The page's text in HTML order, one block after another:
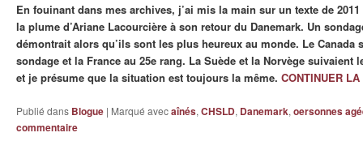
En fouinant dans mes archives, j’ai mis la main sur un texte de
la plume d’Ariane Lacourcière à son retour du Danemark. Un
démontrait alors qu’ils sont les plus heureux au monde. Le Canada
sondage et la France au 25e rang. La Suède et la Norvège suivaient
et je présume que la situation est toujours la même. CONTINUER
Publié dans Blogue | Marqué avecaînés, CHSLD, Danemark, oersonnes
commentaire